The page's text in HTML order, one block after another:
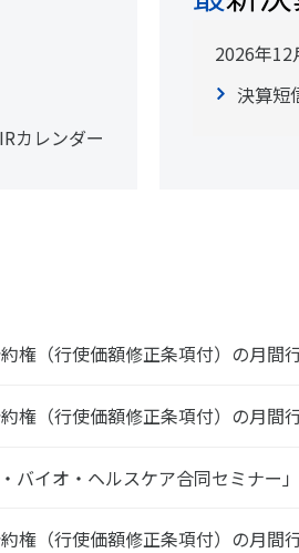
IRカレンダー
2026年12
決算短
権（行使価額修正条項付）の月間
権（行使価額修正条項付）の月間
・バイオ・ヘルスケア合同セミナー
権（行使価額修正条項付）の月間